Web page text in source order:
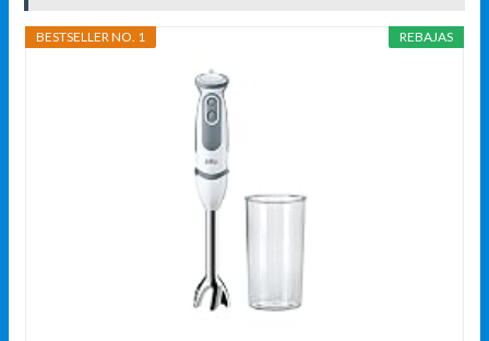
REBAJAS
BESTSELLER NO. 1